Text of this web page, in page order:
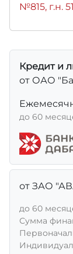
№815, г.н.
Кредит и
от ОАО
до 60
от ЗАО
до 60
Сумма